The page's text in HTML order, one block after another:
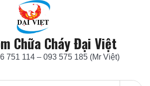
Chữa Cháy Đại Việt
751 114 – 093 575 185 (Mr Việt)